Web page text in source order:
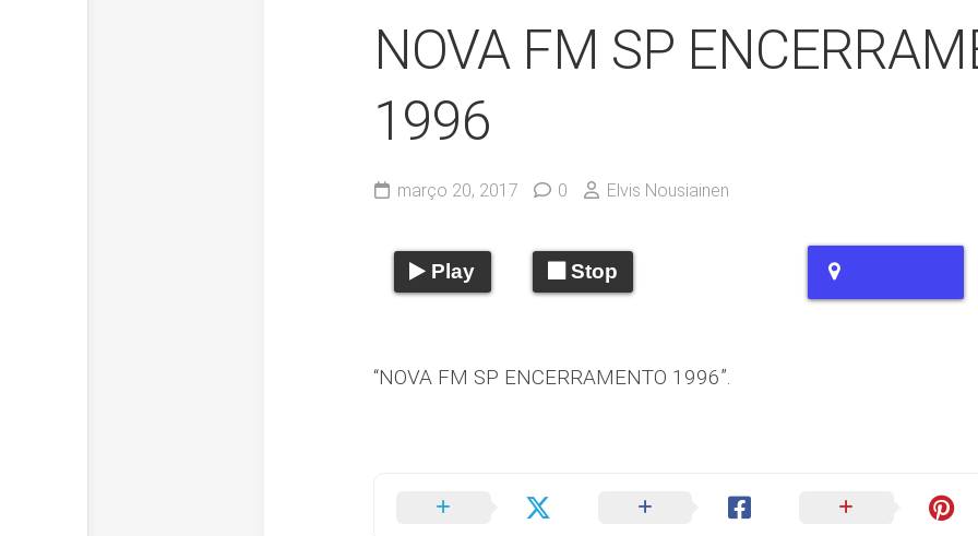
NOVA FM SP
1996
março 20, 2017 0 Elvis Nousiainen
Play Stop
“NOVA FM SP ENCERRAMENTO 1996”.